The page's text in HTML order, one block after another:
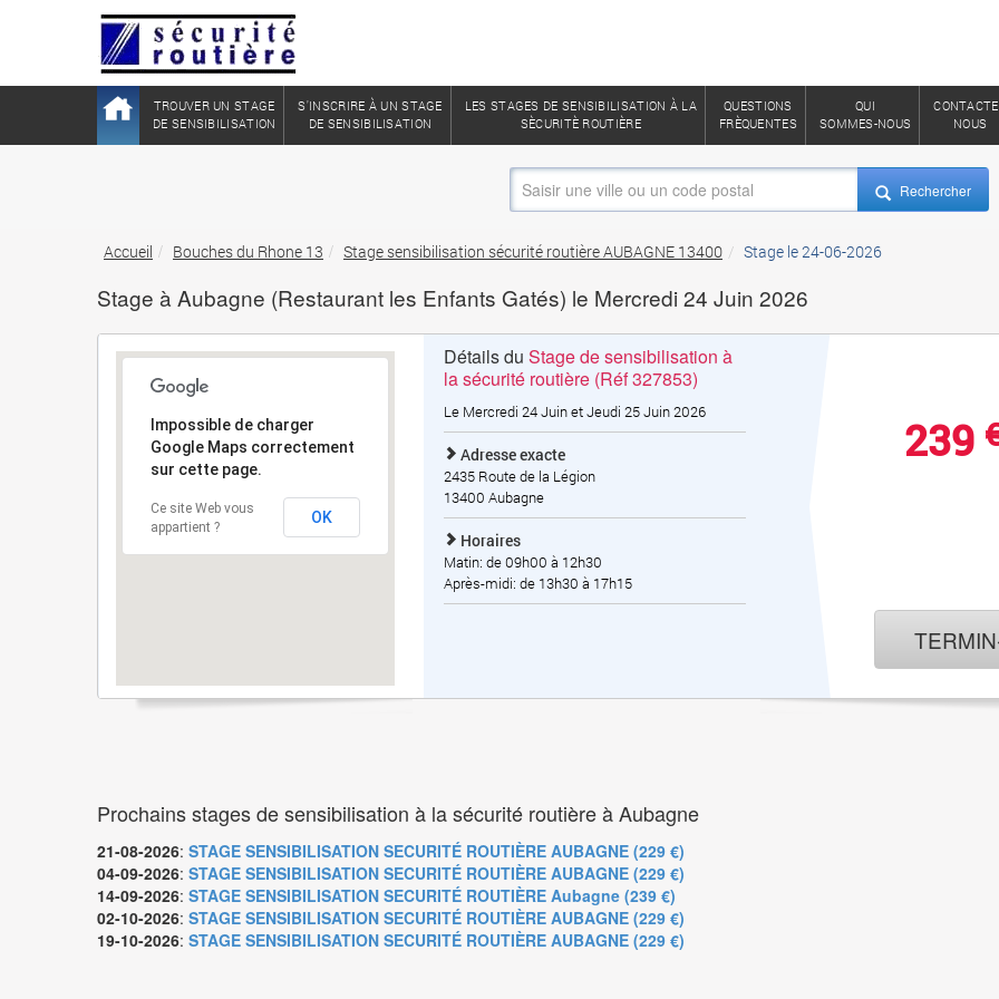
TROUVER UN STAGE
DE SENSIBILISATION
S'INSCRIRE À UN STAGE
DE SENSIBILISATION
LES STAGES DE SENSIBILISATION À LA
SÈCURITÈ ROUTIÈRE
QUESTIONS
FRÈQUENTES
QUI
SOMMES-NOUS
NOUS
Rechercher
Accueil Bouches du Rhone 13 Stage sensibilisation sécurité routière AUBAGNE 13400 Stage le 24-06-2026
Stage à Aubagne (Restaurant les Enfants Gatés) le Mercredi 24 Juin 2026
Impossible de charger
Google Maps correctement
sur cette page.
Ce site Web vous
appartient ?
OK
Détails du Stage de sensibilisation à
la sécurité routière (Réf 327853)
Le Mercredi 24 Juin et Jeudi 25 Juin 2026
Adresse exacte
2435 Route de la Légion
13400 Aubagne
Horaires
Matin: de 09h00 à 12h30
Après-midi: de 13h30 à 17h15
239
Prochains stages de sensibilisation à la sécurité routière à Aubagne
21-08-2026: STAGE SENSIBILISATION SECURITÉ ROUTIÈRE AUBAGNE (229 €)
04-09-2026: STAGE SENSIBILISATION SECURITÉ ROUTIÈRE AUBAGNE (229 €)
14-09-2026: STAGE SENSIBILISATION SECURITÉ ROUTIÈRE Aubagne (239 €)
02-10-2026: STAGE SENSIBILISATION SECURITÉ ROUTIÈRE AUBAGNE (229 €)
19-10-2026: STAGE SENSIBILISATION SECURITÉ ROUTIÈRE AUBAGNE (229 €)